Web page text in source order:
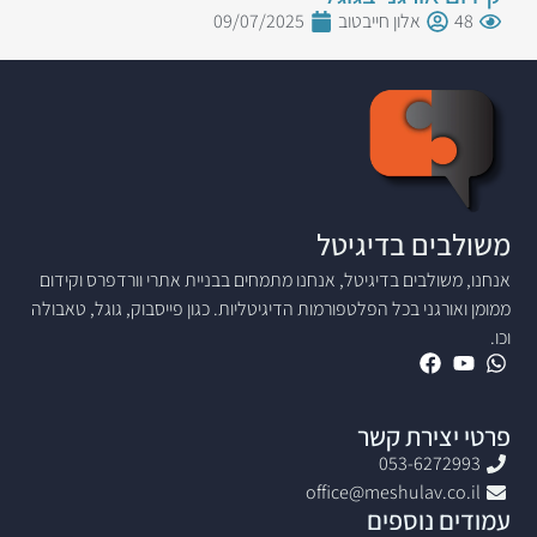
48 אלון חייבטוב 09/07/2025
משולבים בדיגיטל
אנחנו, משולבים בדיגיטל, אנחנו מתמחים בבניית אתרי וורדפרס וקידום
ממומן ואורגני בכל הפלטפורמות הדיגיטליות. כגון פייסבוק, גוגל, טאבולה
וכו.
פרטי יצירת קשר
053-6272993
office@meshulav.co.il
עמודים נוספים